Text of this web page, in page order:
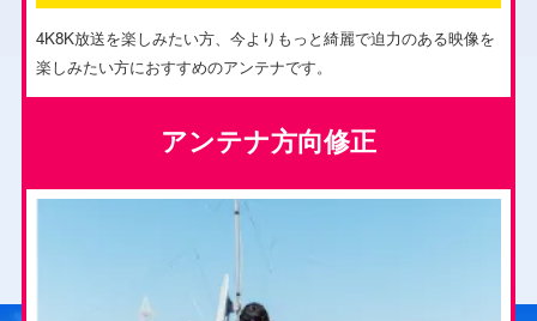
4K8K放送を楽しみたい方、今よりもっと綺麗で迫力のある映像を
楽しみたい方におすすめのアンテナです。
アンテナ方向修正